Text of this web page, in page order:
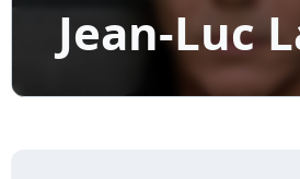
Jean-Luc